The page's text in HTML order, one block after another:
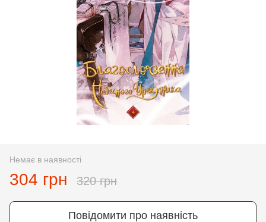
Немає в наявності
304 грн 320 грн
Повідомити про наявність